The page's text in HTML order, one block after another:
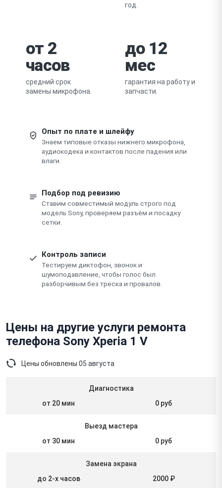
год.
от 2
часов
средний срок
замены микрофона.
до 12
мес
гарантия на работу и
запчасти.
Опыт по плате и шлейфу
Знаем типовые отказы нижнего микрофона,
аудиокодека и контактов после падения или
влаги.
Подбор под ревизию
Ставим совместимый модуль строго под
модель Sony, проверяем разъём и посадку
сетки.
Контроль записи
Тестируем диктофон, звонок и
шумоподавление, чтобы голос был
разборчивым без треска и провалов.
Цены на другие услуги ремонта
телефона Sony Xperia 1 V
Цены обновлены 05 августа
Диагностика
от 20 мин
0 руб
Выезд мастера
от 30 мин
0 руб
Замена экрана
до 2-х часов
2000 ₽